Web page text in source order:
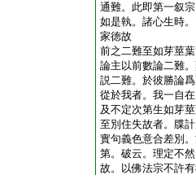
通難。此即第一叙
如是執。諸心生時
家徳故
前之二難至如芽莖
論主以前數論二難
説二難。於彼勝論
從於我者。我一自
及不定次第生如
至別住失故者。牒
實句義色意合差別
第。破云。理定不
故。以佛法宗不許